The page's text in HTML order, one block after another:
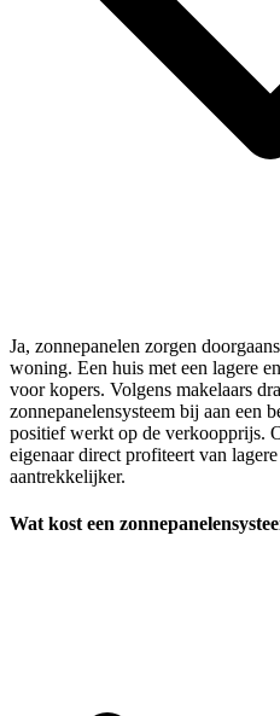
Ja, zonnepanelen zorgen
woning. Een huis met een lagere
voor kopers. Volgens makelaars
zonnepanelensysteem bij aan een
positief werkt op de verkoopprijs.
eigenaar direct profiteert van
aantrekkelijker.
Wat kost een